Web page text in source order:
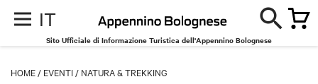
IT
Sito Ufficiale di Informazione Turistica dell'Appennino Bolognese
HOME / EVENTI / NATURA & TREKKING